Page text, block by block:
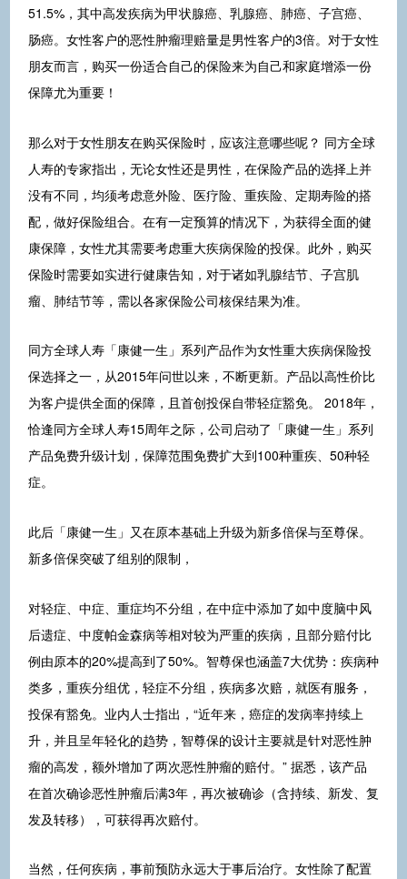
51.5%，其中高发疾病为甲状腺癌、乳腺癌、肺癌、子宫癌、
肠癌。女性客户的恶性肿瘤理赔量是男性客户的3倍。对于女性
朋友而言，购买一份适合自己的保险来为自己和家庭增添一份
保障尤为重要！
那么对于女性朋友在购买保险时，应该注意哪些呢？ 同方全球
人寿的专家指出，无论女性还是男性，在保险产品的选择上并
没有不同，均须考虑意外险、医疗险、重疾险、定期寿险的搭
配，做好保险组合。在有一定预算的情况下，为获得全面的健
康保障，女性尤其需要考虑重大疾病保险的投保。此外，购买
保险时需要如实进行健康告知，对于诸如乳腺结节、子宫肌
瘤、肺结节等，需以各家保险公司核保结果为准。
同方全球人寿「康健一生」系列产品作为女性重大疾病保险投
保选择之一，从2015年问世以来，不断更新。产品以高性价比
为客户提供全面的保障，且首创投保自带轻症豁免。 2018年，
恰逢同方全球人寿15周年之际，公司启动了「康健一生」系列
产品免费升级计划，保障范围免费扩大到100种重疾、50种轻
症。
此后「康健一生」又在原本基础上升级为新多倍保与至尊保。
新多倍保突破了组别的限制，
对轻症、中症、重症均不分组，在中症中添加了如中度脑中风
后遗症、中度帕金森病等相对较为严重的疾病，且部分赔付比
例由原本的20%提高到了50%。智尊保也涵盖7大优势：疾病种
类多，重疾分组优，轻症不分组，疾病多次赔，就医有服务，
投保有豁免。业内人士指出，“近年来，癌症的发病率持续上
升，并且呈年轻化的趋势，智尊保的设计主要就是针对恶性肿
瘤的高发，额外增加了两次恶性肿瘤的赔付。” 据悉，该产品
在首次确诊恶性肿瘤后满3年，再次被确诊（含持续、新发、复
发及转移），可获得再次赔付。
当然，任何疾病，事前预防永远大于事后治疗。女性除了配置